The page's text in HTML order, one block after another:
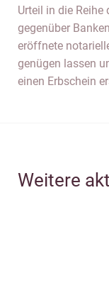
Urteil in die Reihe
gegenüber
eröffnete
genügen lassen
einen Erbschein
Weitere